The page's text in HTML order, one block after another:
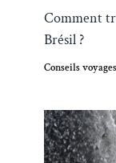
Comment
Brésil ?
Conseils voyages